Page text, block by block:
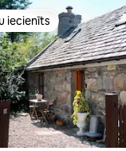
iecienīts
iecienīts